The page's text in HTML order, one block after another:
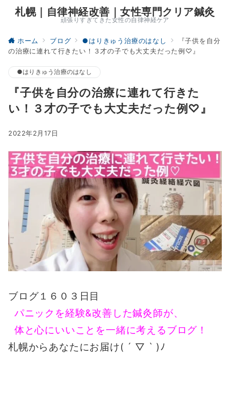
札幌｜自律神経改善｜女性専門クリア鍼灸
頑張りすぎてきた女性の自律神経ケア
ホーム ブログ ●はりきゅう治療のはなし
『子供を自分
の治療に連れて行きたい！３才の子でも大丈夫だった例♡』
●はりきゅう治療のはなし
『子供を自分の治療に連れて行きた
い！３才の子でも大丈夫だった例♡』
2022年2月17日
ブログ１６０３日目
パニックを経験&改善した鍼灸師が、
体と心にいいことを一緒に考えるブログ！
札幌からあなたにお届け( ´ ▽ ` )ﾉ